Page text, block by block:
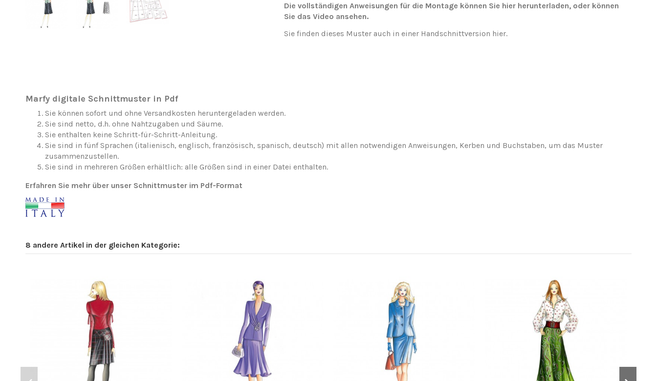
Die vollständigen Anweisungen für die Montage können Sie hier herunterladen, oder können
Sie dasVideo ansehen.
Sie finden dieses Muster auch in einer Handschnittversion hier.
Marfy digitale Schnittmuster in Pdf
Sie können sofort und ohne Versandkosten heruntergeladen werden.
Sie sind netto, d.h. ohne Nahtzugaben und Säume.
Sie enthalten keine Schritt-für-Schritt-Anleitung.
Sie sind in fünf Sprachen (italienisch, englisch, französisch, spanisch, deutsch) mit allen notwendigen Anweisungen, Kerben und Buchstaben, um das Muster
zusammenzustellen.
Sie sind in mehreren Größen erhältlich: alle Größen sind in einer Datei enthalten.
Erfahren Sie mehr über unser Schnittmuster im Pdf-Format
8 andere Artikel in der gleichen Kategorie: